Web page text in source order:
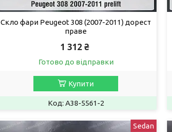
Скло фари Peugeot 308 (2007-2011) дорест
праве
1 312 ₴
Готово до відправки
Купити
A38-5561-2
Sedan